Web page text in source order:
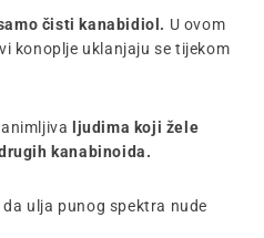
čisti kanabidiol. U ovom
konoplje uklanjaju se tijekom
ljudima koji žele
kanabinoida.
ulja punog spektra nude